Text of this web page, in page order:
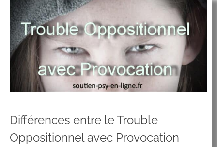
Différences entre le Trouble
Oppositionnel avec Provocation